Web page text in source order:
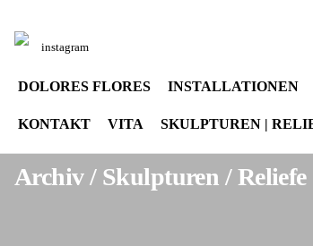
instagram
DOLORES FLORES INSTALLATIONEN
KONTAKT VITA SKULPTUREN |
Archiv / Skulpturen / Reliefe